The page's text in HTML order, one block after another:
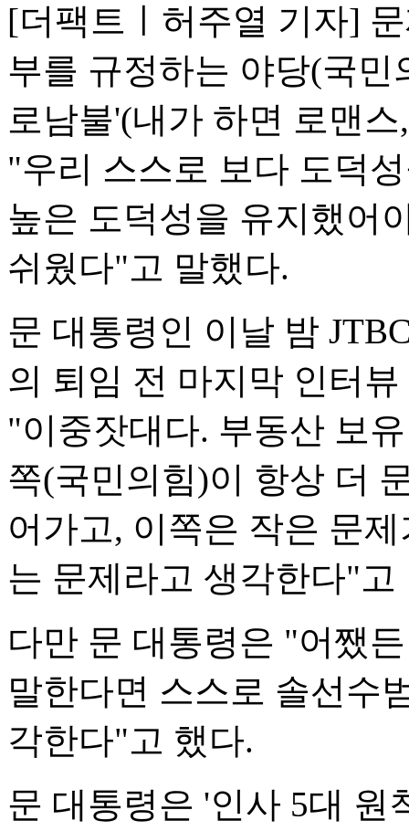
[더팩트ㅣ허주열 기자]
부를 규정하는 야당(국
로남불'(내가 하면 로맨
"우리 스스로 보다 도덕
높은 도덕성을 유지했어
쉬웠다"고 말했다.
문 대통령인 이날 밤
의 퇴임 전 마지막 인터
"이중잣대다. 부동산 보
쪽(국민의힘)이 항상 더
어가고, 이쪽은 작은 문
는 문제라고 생각한다"고
다만 문 대통령은 "어쨌
말한다면 스스로 솔선수
각한다"고 했다.
문 대통령은 '인사 5대 원